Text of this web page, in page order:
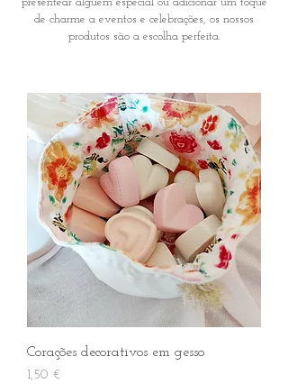
presentear alguém especial ou adicionar um toque
de charme a eventos e celebrações, os nossos
produtos são a escolha perfeita.
Corações decorativos em gesso
Preço
1,50 €